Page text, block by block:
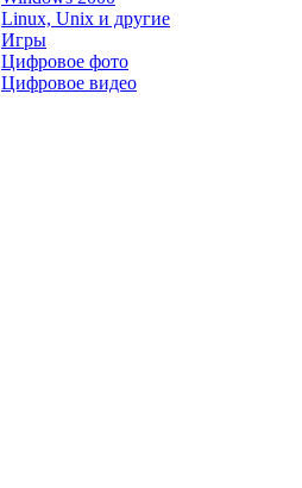
Linux, Unix и другие
Игры
Цифровое фото
Цифровое видео